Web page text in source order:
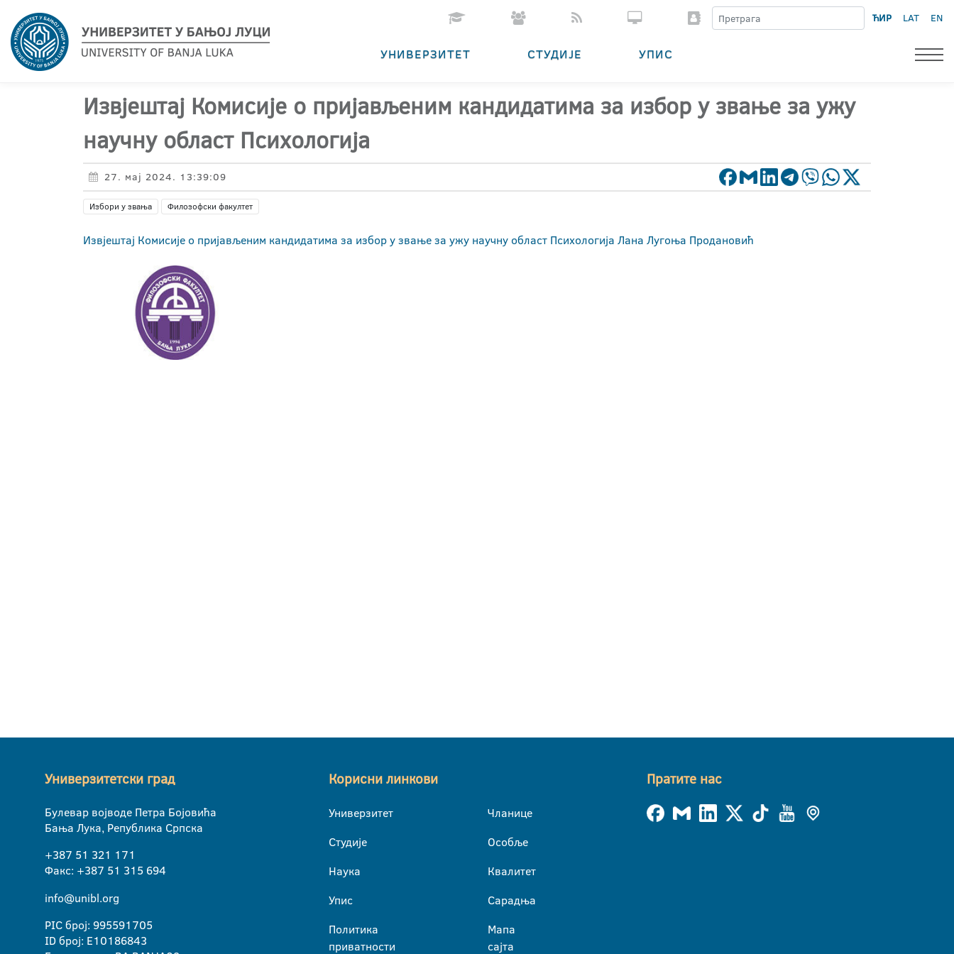
ЋИР LAT EN
УНИВЕРЗИТЕТ СТУДИЈЕ УПИС
Извјештај Комисије о пријављеним кандидатима за избор у звање за ужу
научну област Психологија
27. мај 2024. 13:39:09
Избори у звања Филозофски факултет
Извјештај Комисије о пријављеним кандидатима за избор у звање за ужу научну област Психологија Лана Лугоња Продановић
Универзитетски град
Булевар војводе Петра Бојовића
Бања Лука, Република Српска
+387 51 321 171
Факс: +387 51 315 694
info@unibl.org
PIC број: 995591705
ID број: E10186843
Корисни линкови
Универзитет
Студије
Наука
Упис
Политика
приватности
Чланице
Особље
Квалитет
Сарадња
Мапа
сајта
Пратите нас